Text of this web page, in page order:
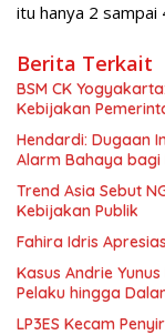
itu hanya 2 sampai
Berita Terkait
BSM CK
Kebijakan
Hendardi: Dugaan
Alarm Bahaya bagi
Trend Asia Sebut
Kebijakan Publik
Fahira Idris
Kasus Andrie
Pelaku hingga
LP3ES Kecam